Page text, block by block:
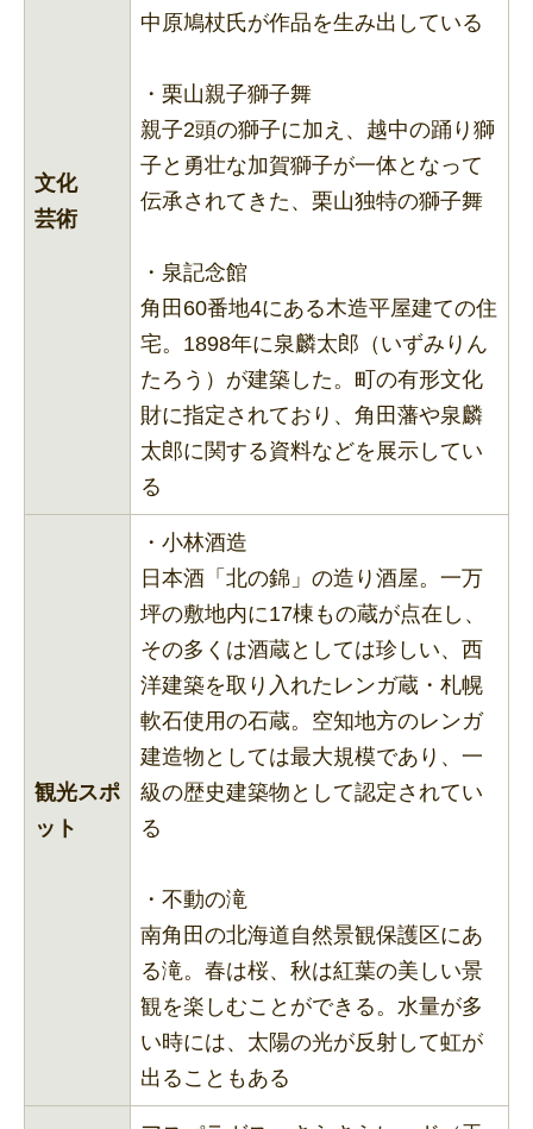
文化
芸術
中原鳩杖氏が作品を生み出している
・栗山親子獅子舞
親子2頭の獅子に加え、越中の踊り獅
子と勇壮な加賀獅子が一体となって
伝承されてきた、栗山独特の獅子舞
・泉記念館
角田60番地4にある木造平屋建ての住
宅。1898年に泉麟太郎（いずみりん
たろう）が建築した。町の有形文化
財に指定されており、角田藩や泉麟
太郎に関する資料などを展示してい
る
観光スポ
ット
・小林酒造
日本酒「北の錦」の造り酒屋。一万
坪の敷地内に17棟もの蔵が点在し、
その多くは酒蔵としては珍しい、西
洋建築を取り入れたレンガ蔵・札幌
軟石使用の石蔵。空知地方のレンガ
建造物としては最大規模であり、一
級の歴史建築物として認定されてい
る
・不動の滝
南角田の北海道自然景観保護区にあ
る滝。春は桜、秋は紅葉の美しい景
観を楽しむことができる。水量が多
い時には、太陽の光が反射して虹が
出ることもある